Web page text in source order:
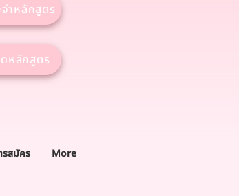
ำหลักสูตร
ดหลักสูตร
รสมัคร More